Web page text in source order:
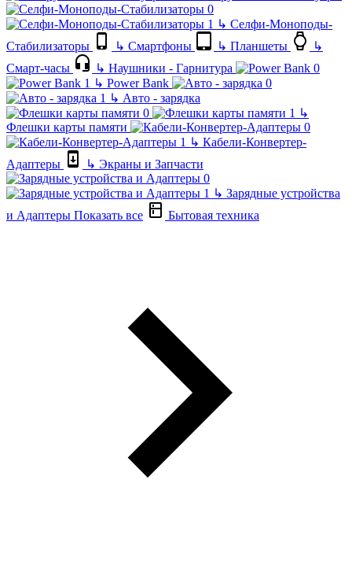
↳ Селфи-Моноподы-
Стабилизаторы
↳ Смартфоны ↳ Планшеты
↳
Смарт-часы
↳ Наушники - Гарнитура
↳ Power Bank
↳ Авто - зарядка
↳
Флешки карты памяти
↳ Кабели-Конвертер-
Адаптеры
↳ Экраны и Запчасти
↳ Зарядные устройства
и Адаптеры Показать все Бытовая техника